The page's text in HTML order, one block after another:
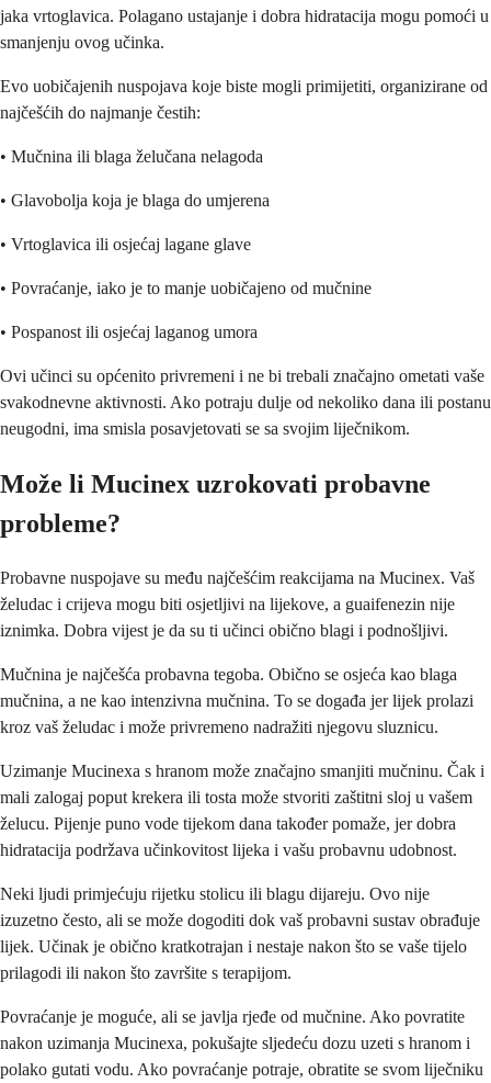
jaka vrtoglavica. Polagano ustajanje i dobra hidratacija mogu pomoći u
smanjenju ovog učinka.
Evo uobičajenih nuspojava koje biste mogli primijetiti, organizirane od
najčešćih do najmanje čestih:
• Mučnina ili blaga želučana nelagoda
• Glavobolja koja je blaga do umjerena
• Vrtoglavica ili osjećaj lagane glave
• Povraćanje, iako je to manje uobičajeno od mučnine
• Pospanost ili osjećaj laganog umora
Ovi učinci su općenito privremeni i ne bi trebali značajno ometati vaše
svakodnevne aktivnosti. Ako potraju dulje od nekoliko dana ili postanu
neugodni, ima smisla posavjetovati se sa svojim liječnikom.
Može li Mucinex uzrokovati probavne
probleme?
Probavne nuspojave su među najčešćim reakcijama na Mucinex. Vaš
želudac i crijeva mogu biti osjetljivi na lijekove, a guaifenezin nije
iznimka. Dobra vijest je da su ti učinci obično blagi i podnošljivi.
Mučnina je najčešća probavna tegoba. Obično se osjeća kao blaga
mučnina, a ne kao intenzivna mučnina. To se događa jer lijek prolazi
kroz vaš želudac i može privremeno nadražiti njegovu sluznicu.
Uzimanje Mucinexa s hranom može značajno smanjiti mučninu. Čak i
mali zalogaj poput krekera ili tosta može stvoriti zaštitni sloj u vašem
želucu. Pijenje puno vode tijekom dana također pomaže, jer dobra
hidratacija podržava učinkovitost lijeka i vašu probavnu udobnost.
Neki ljudi primjećuju rijetku stolicu ili blagu dijareju. Ovo nije
izuzetno često, ali se može dogoditi dok vaš probavni sustav obrađuje
lijek. Učinak je obično kratkotrajan i nestaje nakon što se vaše tijelo
prilagodi ili nakon što završite s terapijom.
Povraćanje je moguće, ali se javlja rjeđe od mučnine. Ako povratite
nakon uzimanja Mucinexa, pokušajte sljedeću dozu uzeti s hranom i
polako gutati vodu. Ako povraćanje potraje, obratite se svom liječniku